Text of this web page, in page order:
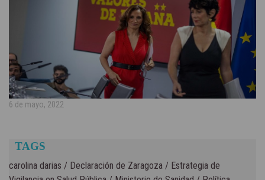
6 de mayo, 2022
TAGS
carolina darias / Declaración de Zaragoza / Estrategia de